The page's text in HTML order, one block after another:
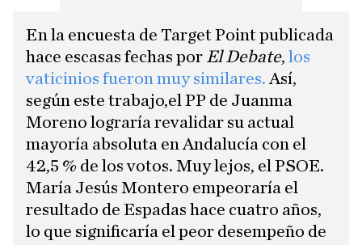
En la encuesta de Target Point publicada
hace escasas fechas por El Debate, los
vaticinios fueron muy similares. Así,
según este trabajo,el PP de Juanma
Moreno lograría revalidar su actual
mayoría absoluta en Andalucía con el
42,5 % de los votos. Muy lejos, el PSOE.
María Jesús Montero empeoraría el
resultado de Espadas hace cuatro años,
lo que significaría el peor desempeño de